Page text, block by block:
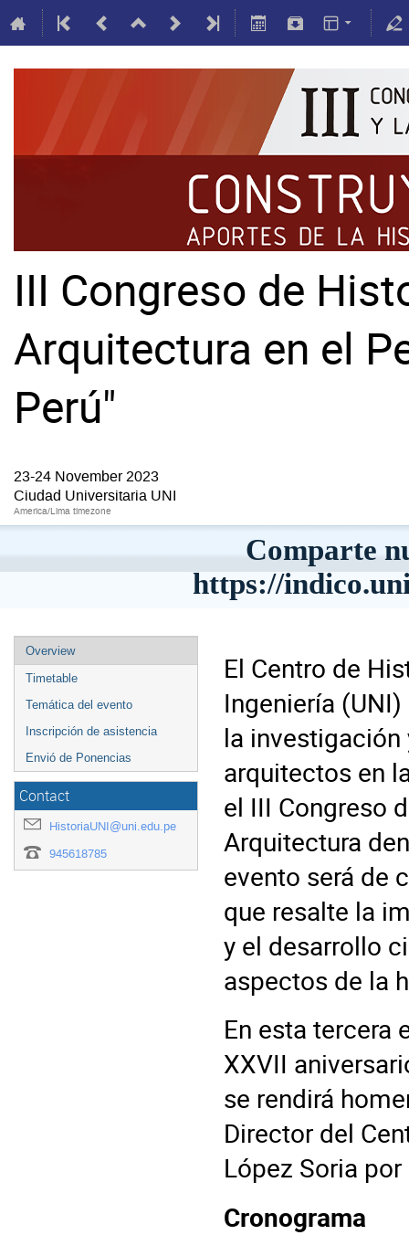
III Congreso de
Arquitectura en el
Perú"
23-24 November 2023
Ciudad Universitaria UNI
America/Lima timezone
Comparte
https://
Overview
Timetable
Temática del evento
Inscripción de asistencia
Envió de Ponencias
Contact
HistoriaUNI@uni.edu.pe
945618785
El Centro de
Ingeniería
la
arquitectos en
el III Congreso
Arquitectura
evento será de
que resalte la
y el desarrollo
aspectos de la
En esta tercera
XXVII
se rendirá
Director del
López Soria
Cronograma